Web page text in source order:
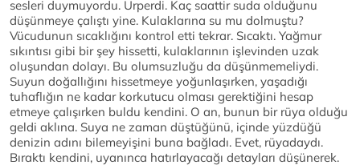
sesleri duymuyordu. Ürperdi. Kaç saattir suda olduğunu
düşünmeye çalıştı yine. Kulaklarına su mu dolmuştu?
Vücudunun sıcaklığını kontrol etti tekrar. Sıcaktı. Yağmur
sıkıntısı gibi bir şey hissetti, kulaklarının işlevinden uzak
oluşundan dolayı. Bu olumsuzluğu da düşünmemeliydi.
Suyun doğallığını hissetmeye yoğunlaşırken, yaşadığı
tuhaflığın ne kadar korkutucu olması gerektiğini hesap
etmeye çalışırken buldu kendini. O an, bunun bir rüya olduğu
geldi aklına. Suya ne zaman düştüğünü, içinde yüzdüğü
denizin adını bilemeyişini buna bağladı. Evet, rüyadaydı.
Bıraktı kendini, uyanınca hatırlayacağı detayları düşünerek.